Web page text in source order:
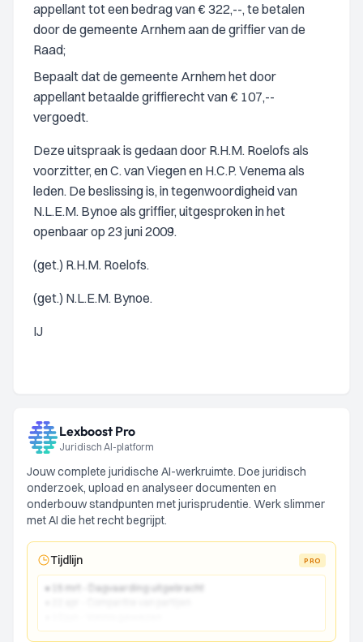
appellant tot een bedrag van € 322,--, te betalen
door de gemeente Arnhem aan de griffier van de
Raad;
Bepaalt dat de gemeente Arnhem het door
appellant betaalde griffierecht van € 107,--
vergoedt.
Deze uitspraak is gedaan door R.H.M. Roelofs als
voorzitter, en C. van Viegen en H.C.P. Venema als
leden. De beslissing is, in tegenwoordigheid van
N.L.E.M. Bynoe als griffier, uitgesproken in het
openbaar op 23 juni 2009.
(get.) R.H.M. Roelofs.
(get.) N.L.E.M. Bynoe.
IJ
Lexboost Pro
Juridisch AI-platform
Jouw complete juridische AI-werkruimte. Doe juridisch
onderzoek, upload en analyseer documenten en
onderbouw standpunten met jurisprudentie. Werk slimmer
met AI die het recht begrijpt.
Tijdlijn PRO
● 15 mrt - Dagvaarding uitgebracht